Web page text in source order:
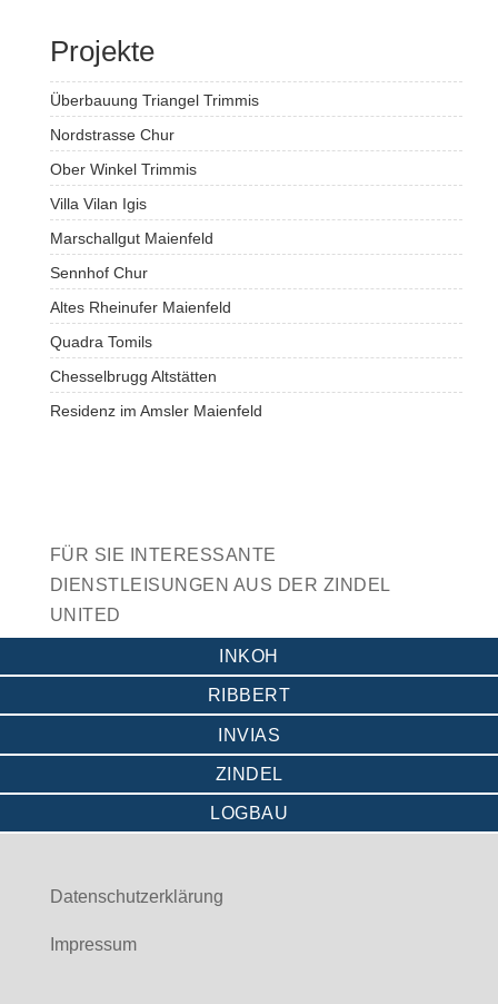
Projekte
Überbauung Triangel Trimmis
Nordstrasse Chur
Ober Winkel Trimmis
Villa Vilan Igis
Marschallgut Maienfeld
Sennhof Chur
Altes Rheinufer Maienfeld
Quadra Tomils
Chesselbrugg Altstätten
Residenz im Amsler Maienfeld
FÜR SIE INTERESSANTE
DIENSTLEISUNGEN AUS DER ZINDEL
UNITED
INKOH
RIBBERT
INVIAS
ZINDEL
LOGBAU
Datenschutzerklärung
Impressum